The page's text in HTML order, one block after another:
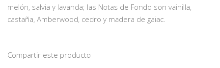
melón, salvia y lavanda; las Notas de Fondo son vainilla,
castaña, Amberwood, cedro y madera de gaiac.
Compartir este producto